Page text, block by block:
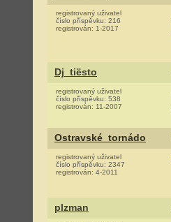
registrovaný uživatel
číslo příspěvku: 216
registrován: 1-2017
Dj_tiësto
registrovaný uživatel
číslo příspěvku: 538
registrován: 11-2007
Ostravské_tornádo
registrovaný uživatel
číslo příspěvku: 2347
registrován: 4-2011
plzman